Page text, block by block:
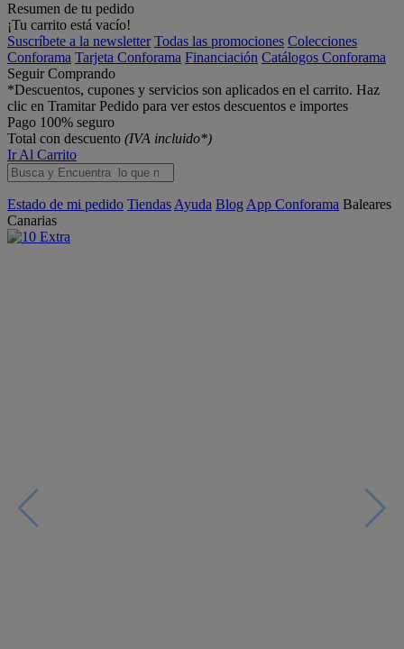
Resumen de tu pedido
¡Tu carrito está vacío!
Suscríbete a la newsletter Todas las promociones Colecciones
Conforama Tarjeta Conforama Financiación Catálogos Conforama
Seguir Comprando
*Descuentos, cupones y servicios son aplicados en el carrito. Haz
clic en Tramitar Pedido para ver estos descuentos e importes
Pago 100% seguro
Total con descuento (IVA incluido*)
Ir Al Carrito
Estado de mi pedido Tiendas Ayuda Blog App Conforama Baleares
Canarias